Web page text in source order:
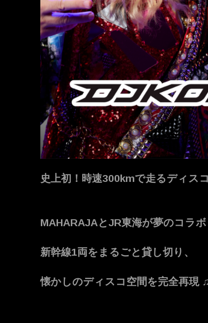
史上初！時速300kmで走るディス
MAHARAJAとJR東海が夢のコラボ
新幹線1両をまるごと貸し切り、
懐かしのディスコ空間を完全再現 ♫